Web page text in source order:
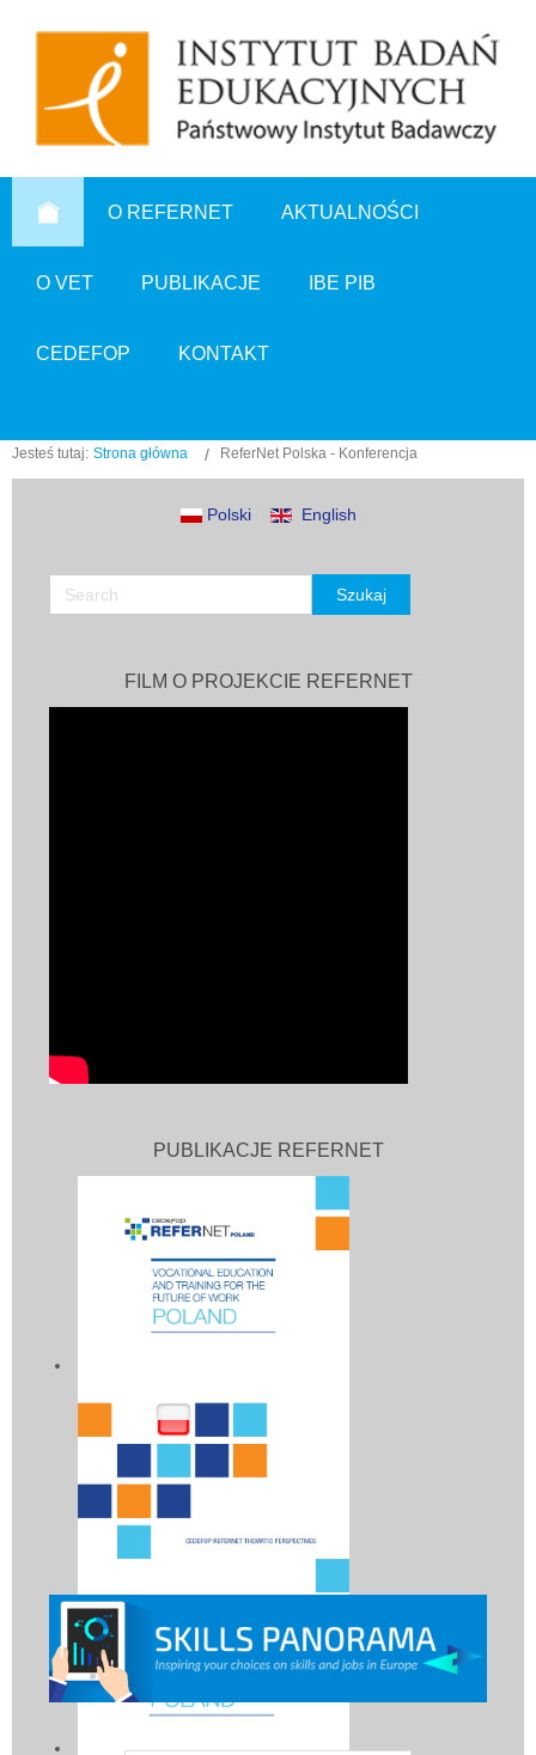
O REFERNET AKTUALNOŚCI
O VET PUBLIKACJE IBE PIB
CEDEFOP KONTAKT
Jesteś tutaj: Strona główna ReferNet Polska - Konferencja
Polski English
FILM O PROJEKCIE REFERNET
PUBLIKACJE REFERNET